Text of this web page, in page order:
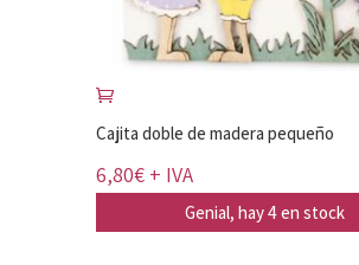
Cajita doble de madera pequeño
6,80€ + IVA
Genial, hay 4 en stock